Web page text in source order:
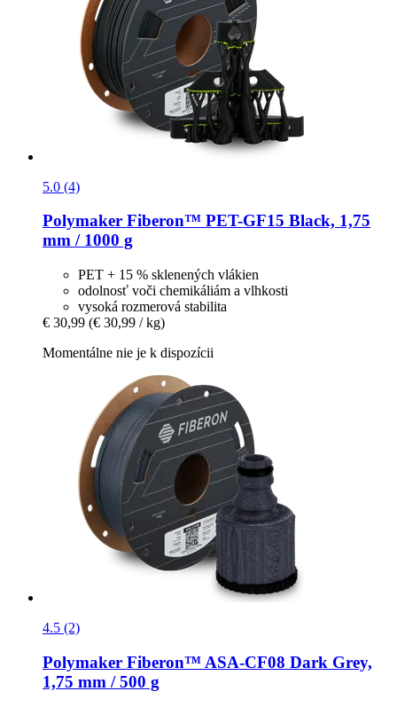
5.0 (4)
Polymaker Fiberon™ PET-​GF15 Black, 1,75
mm / 1000 g
PET + 15 % sklenených vlákien
odolnosť voči chemikáliám a vlhkosti
vysoká rozmerová stabilita
€ 30,99 (€ 30,99 / kg)
Momentálne nie je k dispozícii
4.5 (2)
Polymaker Fiberon™ ASA-​CF08 Dark Grey,
1,75 mm / 500 g